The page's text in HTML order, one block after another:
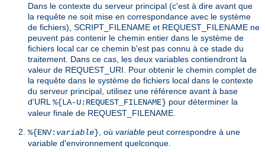
Dans le contexte du serveur principal (c'est à dire avant que
la requête ne soit mise en correspondance avec le système
de fichiers), SCRIPT_FILENAME et REQUEST_FILENAME ne
peuvent pas contenir le chemin entier dans le système de
fichiers local car ce chemin b'est pas connu à ce stade du
traitement. Dans ce cas, les deux variables contiendront la
valeur de REQUEST_URI. Pour obtenir le chemin complet de
la requête dans le système de fichiers local dans le contexte
du serveur principal, utilisez une référence avant à base
d'URL %{LA-U:REQUEST_FILENAME} pour déterminer la
valeur finale de REQUEST_FILENAME.
%{ENV: variable} , où variable peut correspondre à une
variable d'environnement quelconque.